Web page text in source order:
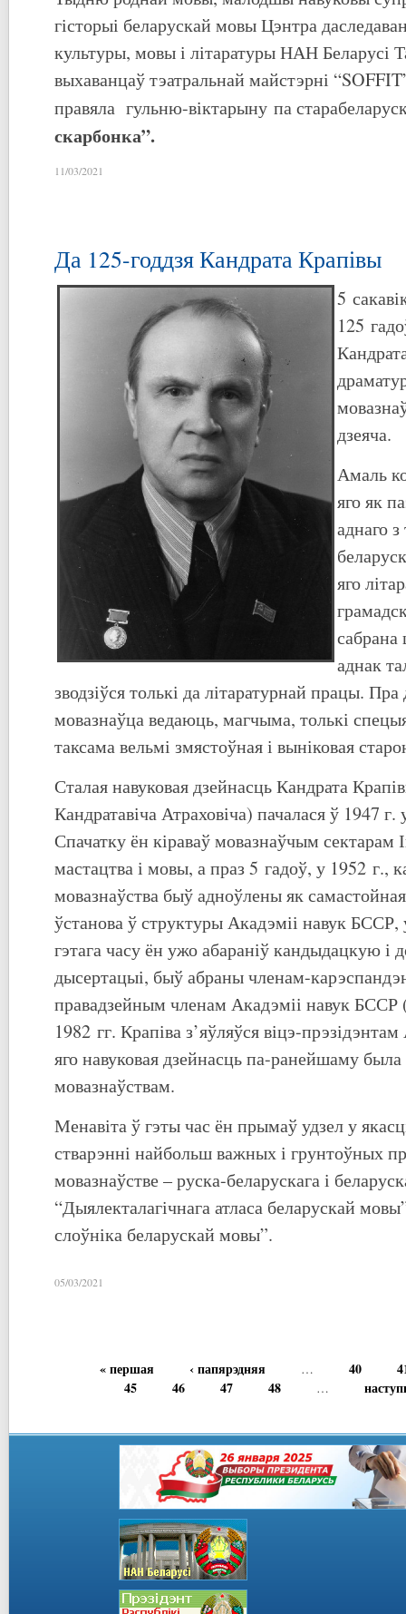
гісторыі беларускай мовы Цэнтра
культуры, мовы і літаратуры НАН Беларусі
выхаванцаў тэатральнай майстэрні
правяла гульню-віктарыну па
скарбонка”.
11/03/2021
Да 125-годдзя Кандрата Крапівы
5
125
дзеяча.
Амаль
яго як
аднаго
яго
аднак
зводзіўся толькі да літаратурнай працы.
мовазнаўца ведаюць, магчыма, толькі
таксама вельмі змястоўная і выніковая
Сталая навуковая дзейнасць Кандрата
Кандратавіча Атраховіча) пачалася ў 1947 г.
Спачатку ён кіраваў мовазнаўчым сектарам
мастацтва і мовы, а праз 5 гадоў, у 1952 г.,
мовазнаўства быў адноўлены як
ўстанова ў структуры Акадэміі навук БССР,
гэтага часу ён ужо абараніў кандыдацкую і
дысертацыі, быў абраны членам-
правадзейным членам Акадэміі навук БССР
1982 гг. Крапіва з’яўляўся віцэ-
яго навуковая дзейнасць па-ранейшаму была
мовазнаўствам.
Менавіта ў гэты час ён прымаў удзел у
стварэнні найбольш важных і грунтоўных
мовазнаўстве – руска-беларускага і
“Дыялекталагічнага атласа беларускай
слоўніка беларускай мовы”.
05/03/2021
« першая ‹ папярэдняя … 40
45
46 47 48 …